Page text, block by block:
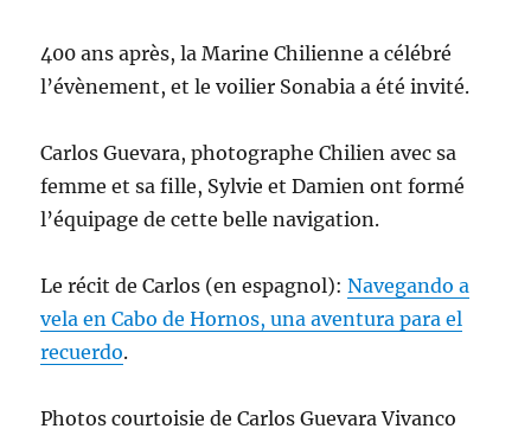
400 ans après, la Marine Chilienne a célébré
l’évènement, et le voilier Sonabia a été invité.
Carlos Guevara, photographe Chilien avec sa
femme et sa fille, Sylvie et Damien ont formé
l’équipage de cette belle navigation.
Le récit de Carlos (en espagnol):Navegando a
vela en Cabo de Hornos, una aventura para el
recuerdo.
Photos courtoisie de Carlos Guevara Vivanco